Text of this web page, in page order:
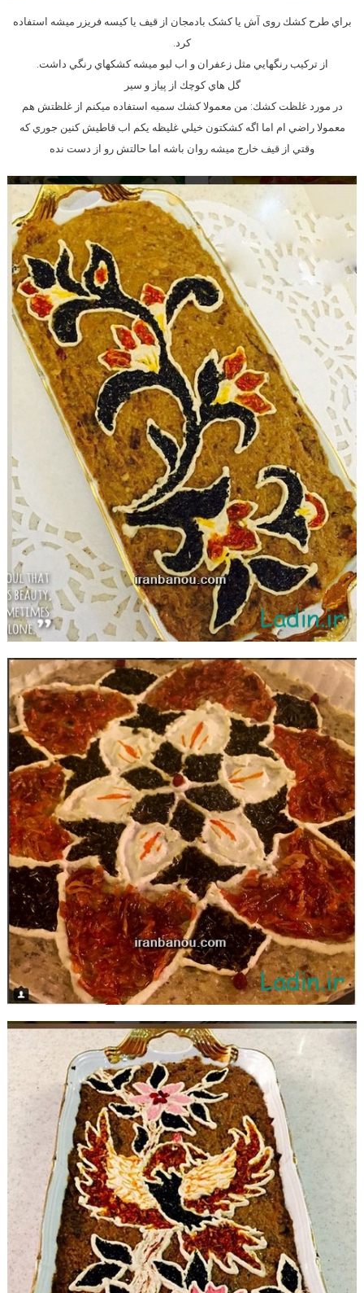
براي طرح كشك روی آش یا کشک بادمجان از قيف يا كيسه فريزر ميشه استفاده
كرد.
از تركيب رنگهايي مثل زعفران و اب لبو ميشه كشكهاي رنگي داشت.
گل هاي كوچك از پياز و سير
در مورد غلظت كشك: من معمولا كشك سميه استفاده ميكنم از غلظتش هم
معمولا راضي ام اما اگه كشكتون خيلي غليظه يكم اب قاطيش كنين جوري كه
وقتي از قيف خارج ميشه روان باشه اما حالتش رو از دست نده